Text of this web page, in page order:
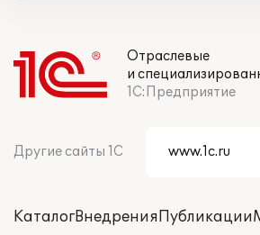
Отраслевые
и
1С:Предприятие
Другие сайты 1С
КаталогВнедренияПубликации